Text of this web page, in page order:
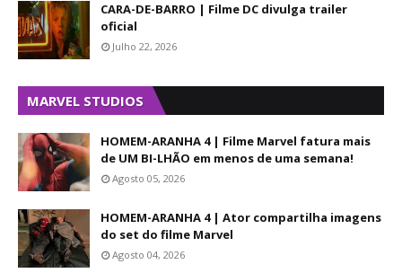
CARA-DE-BARRO | Filme DC divulga trailer
oficial
Julho 22, 2026
MARVEL STUDIOS
HOMEM-ARANHA 4 | Filme Marvel fatura mais
de UM BI-LHÃO em menos de uma semana!
Agosto 05, 2026
HOMEM-ARANHA 4 | Ator compartilha imagens
do set do filme Marvel
Agosto 04, 2026